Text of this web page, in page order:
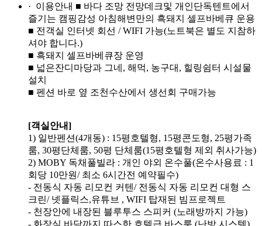
· 이용안내 ■ 바다 조망 전망데크및 개인단독텐트에서
즐기는 캠핑감성 아침해변만의 흑돼지 셀프바베큐 운용
■ 전객실 인터넷 회선 / WIFI 가능(노트북은 별도 지참하
셔야 합니다.)
■ 흑돼지 셀프바베큐장 운영
■ 넓은잔디마당과 그네, 해먹, 농구대, 힐링쉼터 시설물
설치
■ 펜션 바로 옆 조천수산에서 생선회 구매가능
[객실안내]
1) 일반펜션(4개동) : 15평호텔형, 15평콘도형, 25평가족
룸, 30평단체룸, 50평 단체룸(15평호텔형 제외 취사가능)
2) MOBY 독채풀빌라 : 개인 야외 온수풀(온수사용료 : 1
회당 10만원/ 최소 6시간전 예약필수)
- 전동식 자동 리모컨 커텐/ 전동식 자동 리모컨 대형 스
크린/ 넷플릭스,유튜브 , WIFI 탑재된 빔프로젝트
- 천장안에 내장된 블루투스 스피커 (노래방까지 가능)
- 화장실 바닥까지 따스한 호텔급 바스룸 (난방 시스템)